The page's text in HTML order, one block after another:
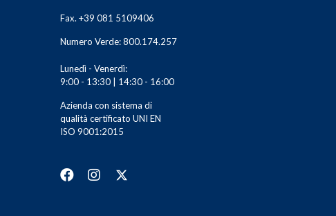
Fax. +39 081 5109406
Numero Verde: 800.174.257
Lunedì - Venerdì:
9:00 - 13:30 | 14:30 - 16:00
Azienda con sistema di
qualità certificato UNI EN
ISO 9001:2015